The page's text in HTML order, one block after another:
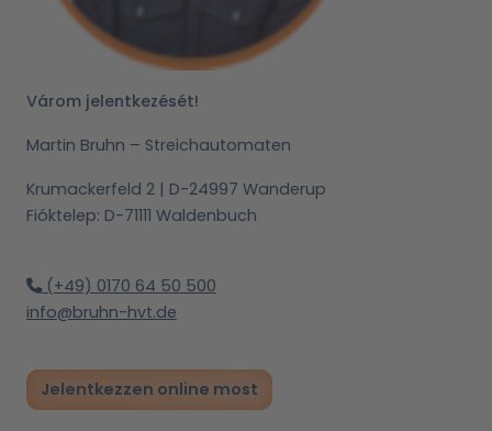
Várom jelentkezését!
Martin Bruhn – Streichautomaten
Krumackerfeld 2 | D-24997 Wanderup
Fióktelep: D-71111 Waldenbuch
(+49) 0170 64 50 500
info@bruhn-hvt.de
Jelentkezzen online most